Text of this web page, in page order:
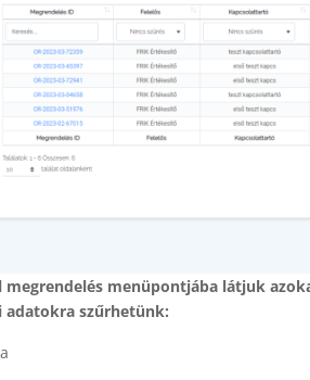
menüpontjába látjuk
adatokra szűrhetünk: